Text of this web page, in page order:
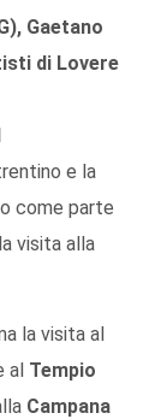
Gaetano
di Lovere
e la
come parte
visita alla
la visita al
al Tempio
Campana